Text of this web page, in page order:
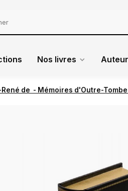
Nos livres
de - Mémoires d'Outre-Tombe